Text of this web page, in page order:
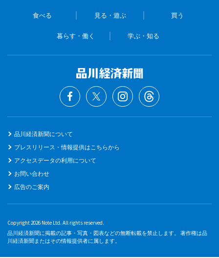
食べる 見る・遊ぶ 買う
暮らす・働く 学ぶ・知る
品川経済新聞について
プレスリリース・情報提供はこちらから
アクセスデータの利用について
お問い合わせ
広告のご案内
Copyright 2026 Note Ltd. All rights reserved.
品川経済新聞に掲載の記事・写真・図表などの無断転載を禁止します。 著作権は品
川経済新聞またはその情報提供者に属します。